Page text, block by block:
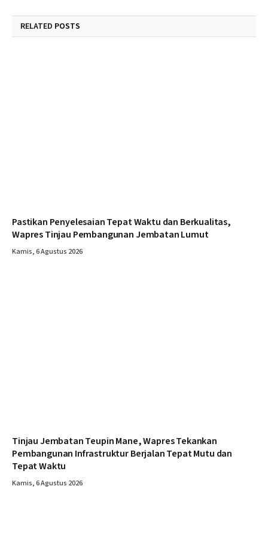
RELATED POSTS
Pastikan Penyelesaian Tepat Waktu dan Berkualitas,
Wapres Tinjau Pembangunan Jembatan Lumut
Kamis, 6 Agustus 2026
Tinjau Jembatan Teupin Mane, Wapres Tekankan
Pembangunan Infrastruktur Berjalan Tepat Mutu dan
Tepat Waktu
Kamis, 6 Agustus 2026